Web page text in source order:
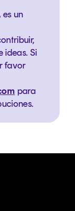
es un
ideas. Si
favor
para